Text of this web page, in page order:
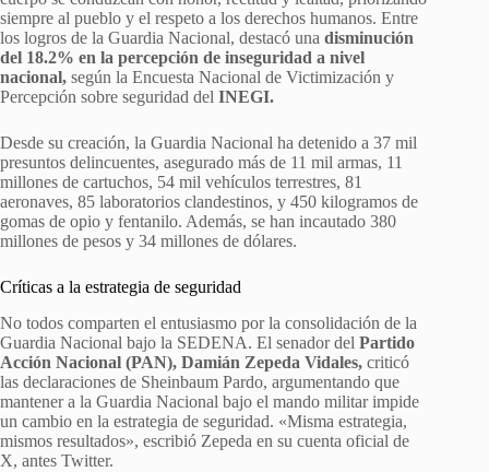
siempre al pueblo y el respeto a los derechos humanos. Entre
los logros de la Guardia Nacional, destacó una disminución
del 18.2% en la percepción de inseguridad a nivel
nacional, según la Encuesta Nacional de Victimización y
Percepción sobre seguridad del INEGI.
Desde su creación, la Guardia Nacional ha detenido a 37 mil
presuntos delincuentes, asegurado más de 11 mil armas, 11
millones de cartuchos, 54 mil vehículos terrestres, 81
aeronaves, 85 laboratorios clandestinos, y 450 kilogramos de
gomas de opio y fentanilo. Además, se han incautado 380
millones de pesos y 34 millones de dólares.
Críticas a la estrategia de seguridad
No todos comparten el entusiasmo por la consolidación de la
Guardia Nacional bajo la SEDENA. El senador del Partido
Acción Nacional (PAN), Damián Zepeda Vidales, criticó
las declaraciones de Sheinbaum Pardo, argumentando que
mantener a la Guardia Nacional bajo el mando militar impide
un cambio en la estrategia de seguridad. «Misma estrategia,
mismos resultados», escribió Zepeda en su cuenta oficial de
X, antes Twitter.